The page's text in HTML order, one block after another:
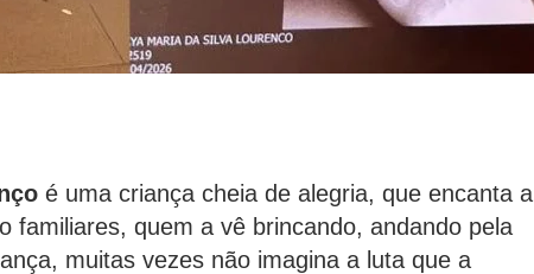
é uma criança cheia de alegria, que encanta a
familiares, quem a vê brincando, andando pela
muitas vezes não imagina a luta que a